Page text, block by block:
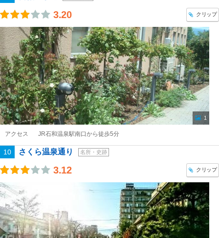
3.20 クリップ
1
アクセス JR石和温泉駅南口から徒歩5分
10 さくら温泉通り 名所・史跡
3.12 クリップ